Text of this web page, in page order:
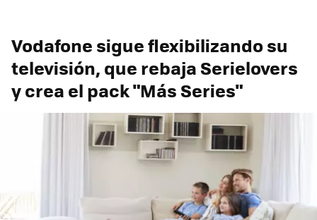
Vodafone sigue flexibilizando su
televisión, que rebaja Serielovers
y crea el pack "Más Series"